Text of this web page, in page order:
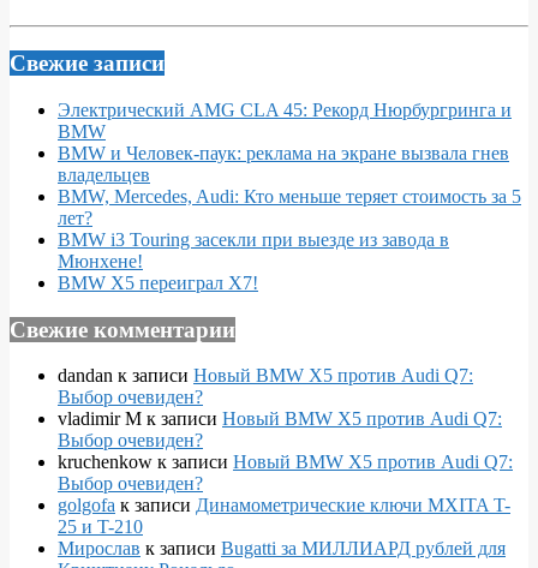
Свежие записи
Электрический AMG CLA 45: Рекорд Нюрбургринга и
BMW
BMW и Человек-паук: реклама на экране вызвала гнев
владельцев
BMW, Mercedes, Audi: Кто меньше теряет стоимость за 5
лет?
BMW i3 Touring засекли при выезде из завода в
Мюнхене!
BMW X5 переиграл X7!
Свежие комментарии
dandan к записи Новый BMW X5 против Audi Q7:
Выбор очевиден?
vladimir M к записи Новый BMW X5 против Audi Q7:
Выбор очевиден?
kruchenkow к записи Новый BMW X5 против Audi Q7:
Выбор очевиден?
golgofa к записи Динамометрические ключи MXITA T-
25 и T-210
Мирослав к записи Bugatti за МИЛЛИАРД рублей для